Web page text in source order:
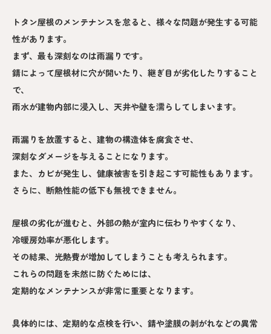
トタン屋根のメンテナンスを怠ると、様々な問題が発生する可能
性があります。
まず、最も深刻なのは雨漏りです。
錆によって屋根材に穴が開いたり、継ぎ目が劣化したりすること
で、
雨水が建物内部に浸入し、天井や壁を濡らしてしまいます。
雨漏りを放置すると、建物の構造体を腐食させ、
深刻なダメージを与えることになります。
また、カビが発生し、健康被害を引き起こす可能性もあります。
さらに、断熱性能の低下も無視できません。
屋根の劣化が進むと、外部の熱が室内に伝わりやすくなり、
冷暖房効率が悪化します。
その結果、光熱費が増加してしまうことも考えられます。
これらの問題を未然に防ぐためには、
定期的なメンテナンスが非常に重要となります。
具体的には、定期的な点検を行い、錆や塗膜の剥がれなどの異常